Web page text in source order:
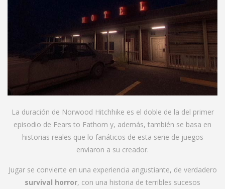
La duración de Norwood Hitchhike es el doble de la del primer
episodio de Fears to Fathom y, además, también se basa en
historias reales que lo fanáticos de esta serie de juegos
enviaron a su creador.
Jugar se convierte en una experiencia angustiante, de verdadero
survival horror, con una historia de terribles sucesos